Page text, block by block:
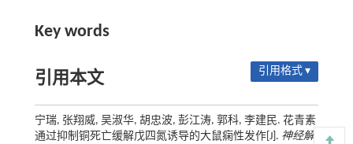
Key words
引用本文 引用格式 ▾
宁瑞, 张翔威, 吴淑华, 胡忠波, 彭江涛, 郭科, 李建民. 花青素
通过抑制铜死亡缓解戊四氮诱导的大鼠痫性发作[J]. 神经解